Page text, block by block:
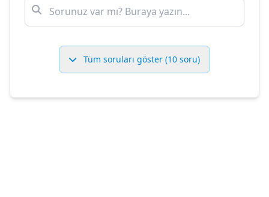
Tüm soruları göster (10 soru)